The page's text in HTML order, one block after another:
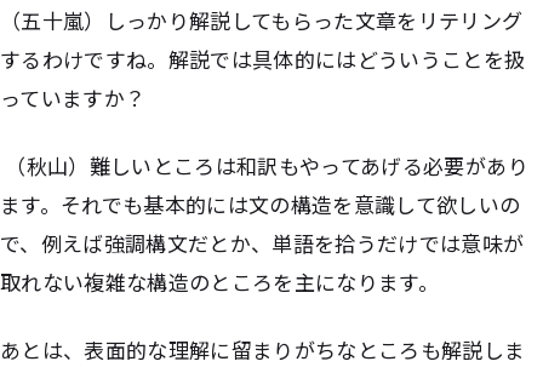
（五十嵐）しっかり解説してもらった文章をリテリング
するわけですね。解説では具体的にはどういうことを扱
っていますか？
（秋山）難しいところは和訳もやってあげる必要があり
ます。それでも基本的には文の構造を意識して欲しいの
で、例えば強調構文だとか、単語を拾うだけでは意味が
取れない複雑な構造のところを主になります。
あとは、表面的な理解に留まりがちなところも解説しま